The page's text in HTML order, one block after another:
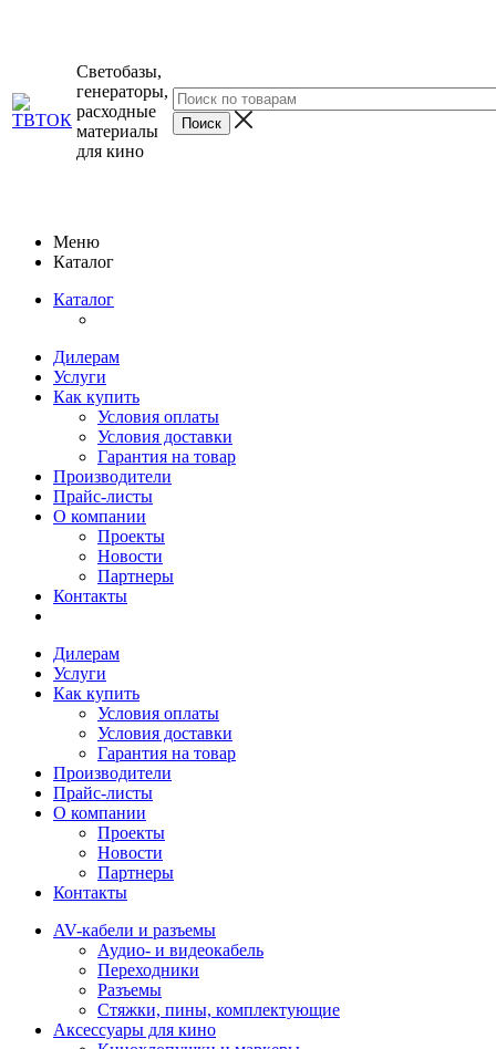
Светобазы,
генераторы,
расходные
материалы
для кино
Меню
Каталог
Каталог
Дилерам
Услуги
Как купить
Условия оплаты
Условия доставки
Гарантия на товар
Производители
Прайс-листы
О компании
Проекты
Новости
Партнеры
Контакты
Дилерам
Услуги
Как купить
Условия оплаты
Условия доставки
Гарантия на товар
Производители
Прайс-листы
О компании
Проекты
Новости
Партнеры
Контакты
AV-кабели и разъемы
Аудио- и видеокабель
Переходники
Разъемы
Стяжки, пины, комплектующие
Аксессуары для кино